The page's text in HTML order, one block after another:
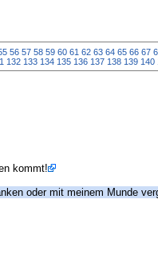
56 57 58 59 60 61 62 63 64 65 66 67
132 133 134 135 136 137 138 139 140
kommt!
oder mit meinem Munde